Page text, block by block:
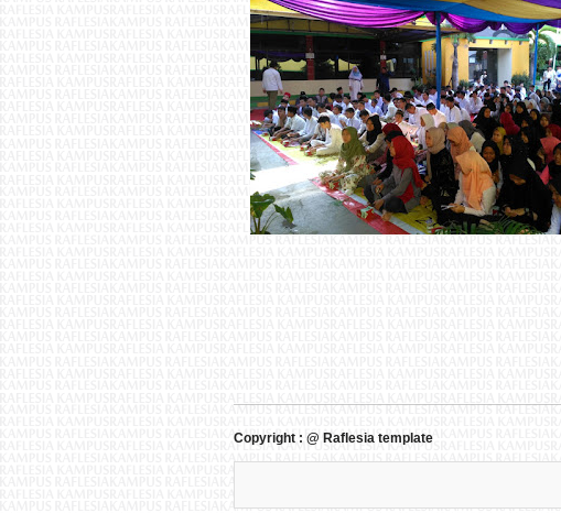
Copyright : @ Raflesia template